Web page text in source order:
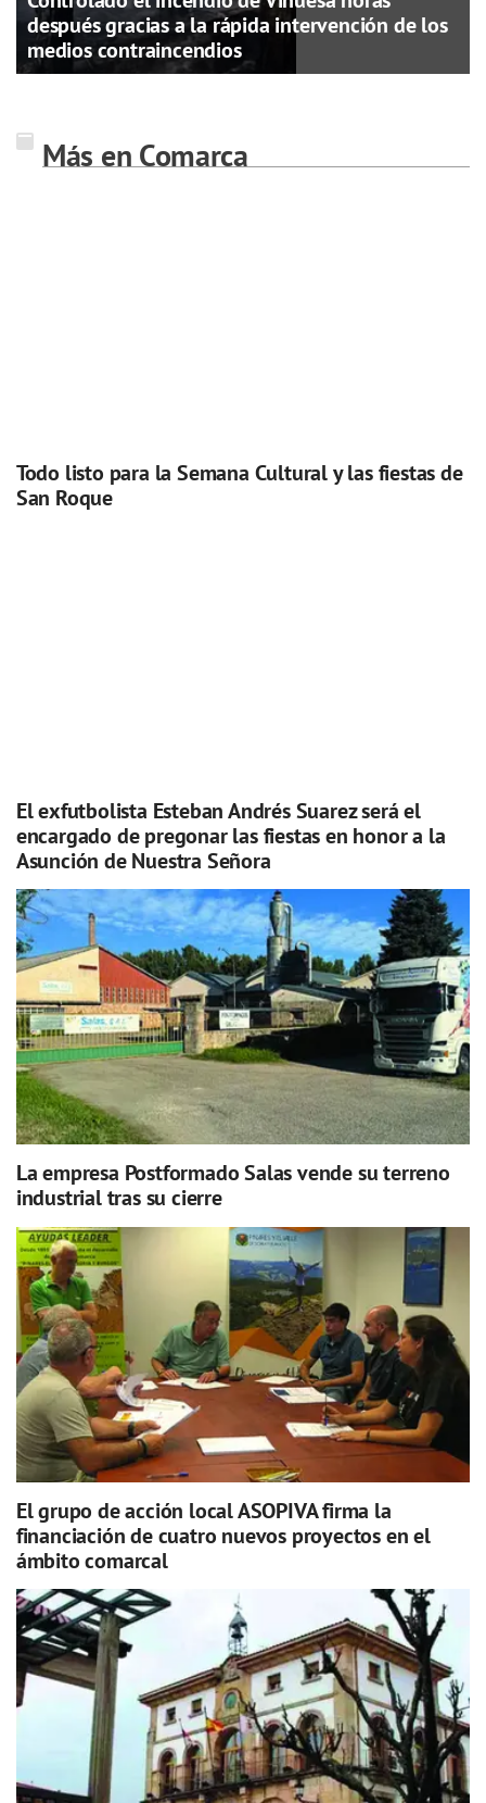
después gracias a la rápida intervención de los
medios contraincendios
Más en Comarca
Todo listo para la Semana Cultural y las fiestas de
San Roque
El exfutbolista Esteban Andrés Suarez será el
encargado de pregonar las fiestas en honor a la
Asunción de Nuestra Señora
La empresa Postformado Salas vende su terreno
industrial tras su cierre
El grupo de acción local ASOPIVA firma la
financiación de cuatro nuevos proyectos en el
ámbito comarcal